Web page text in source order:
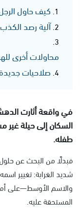
كيف حاول
آلية رصد
محاولات أخرى
صلاحيات
في واقعة أثارت
السكان إلى حيلة
طفله.
فبدلًا من البحث عن حلول
شديد الغرابة: تغيير
والاسم الأوسط—على
المستحقة عليه.